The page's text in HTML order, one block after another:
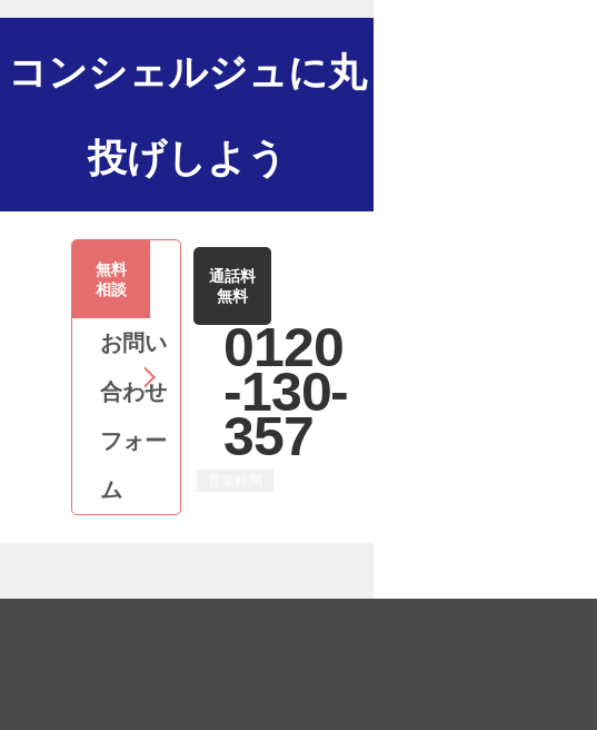
コンシェルジュに丸
投げしよう
無料
相談
お問い
合わせ
フォー
ム
通話料
無料
0120
-130-
357